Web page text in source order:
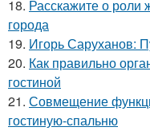
18. Расскажите о роли
города
19. Игорь Саруханов:
20. Как правильно
гостиной
21. Совмещение
гостиную-спальню